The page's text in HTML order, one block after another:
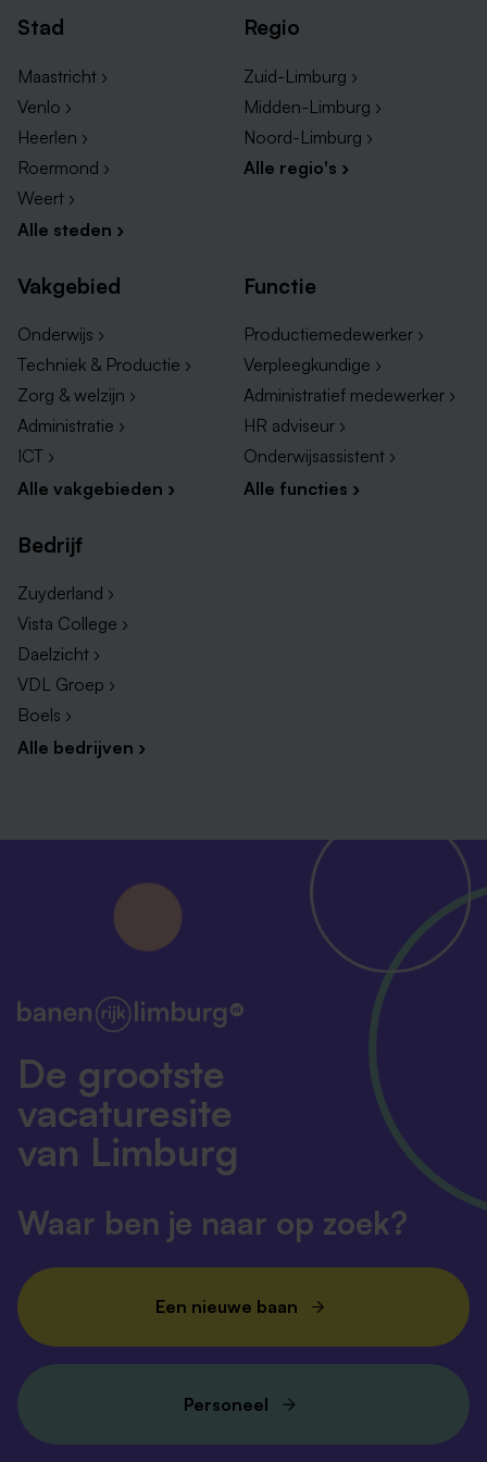
Stad
Maastricht ›
Venlo ›
Heerlen ›
Roermond ›
Weert ›
Alle steden ›
Regio
Zuid-Limburg ›
Midden-Limburg ›
Noord-Limburg ›
Alle regio's ›
Vakgebied
Onderwijs ›
Techniek & Productie ›
Zorg & welzijn ›
Administratie ›
ICT ›
Alle vakgebieden ›
Functie
Productiemedewerker ›
Verpleegkundige ›
Administratief medewerker ›
HR adviseur ›
Onderwijsassistent ›
Alle functies ›
Bedrijf
Zuyderland ›
Vista College ›
Daelzicht ›
VDL Groep ›
Boels ›
Alle bedrijven ›
De grootste
vacaturesite
van Limburg
Waar ben je naar op zoek?
Een nieuwe baan
Personeel